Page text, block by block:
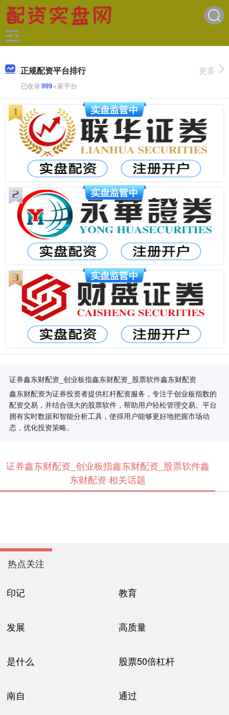
正规配资平台排行
已收录999+家平台
更多
证券鑫东财配资_创业板指鑫东财配资_股票软件鑫东财配资
鑫东财配资为证券投资者提供杠杆配资服务，专注于创业板指数的
配资交易，并结合强大的股票软件，帮助用户轻松管理交易。平台
拥有实时数据和智能分析工具，使得用户能够更好地把握市场动
态，优化投资策略。
证券鑫东财配资_创业板指鑫东财配资_股票软件鑫
东财配资 相关话题
热点关注
印记 教育
发展 高质量
是什么 股票50倍杠杆
南自 通过